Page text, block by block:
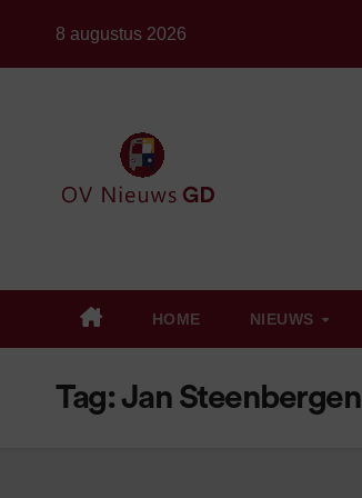
8 augustus 2026
HOME NIEUWS
Tag: Jan Steenbergen